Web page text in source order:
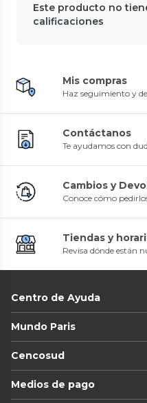
Este producto no
calificaciones
Mis compras
Haz seguimiento y
Contáctanos
Te ayudamos con
Cambios y
Conoce cómo
Tiendas y
Revisa dónde están
Centro de Ayuda
Mundo Paris
Cencosud
Medios de pago